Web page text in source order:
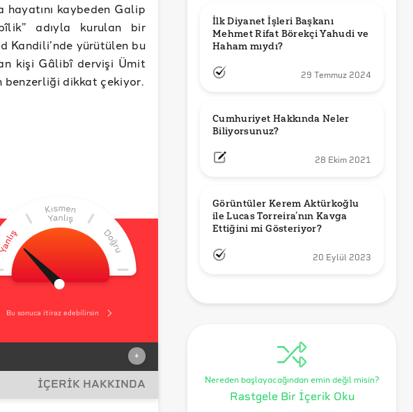
hayatını kaybeden Galip
adıyla kurulan bir
Kandili’nde yürütülen bu
kişi Gâlibî dervişi Ümit
benzerliği dikkat çekiyor.
Bu sonuca itiraz edebilirsin
+
İÇERİK HAKKINDA
İlk Diyanet İşleri Başkanı
Mehmet Rifat Börekçi Yahudi ve
Haham mıydı?
29 Temmuz 2024
Cumhuriyet Hakkında Neler
Biliyorsunuz?
28 Ekim 2021
Görüntüler Kerem Aktürkoğlu
ile Lucas Torreira’nın Kavga
Ettiğini mi Gösteriyor?
20 Eylül 2023
Nereden başlayacağından emin değil misin?
Rastgele Bir İçerik Oku